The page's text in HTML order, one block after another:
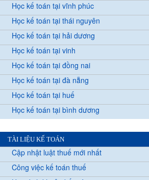
Học kế toán tại vĩnh phúc
Học kế toán tại thái nguyên
Học kế toán tại hải dương
Học kế toán tại vinh
Học kế toán tại đồng nai
Học kế toán tại đà nẵng
Học kế toán tại huế
Học kế toán tại bình dương
TÀI LIỆU KẾ TOÁN
Cập nhật luật thuế mới nhất
Công việc kế toán thuế